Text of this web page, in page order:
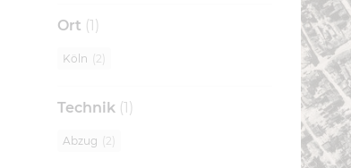
Ort (1)
Köln ( 2
Technik (1)
Abzug ( 2